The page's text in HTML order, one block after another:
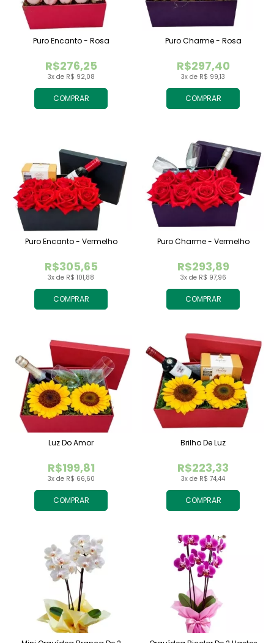
COMPRAR
3x de R$ 92,08
R$276,25
Puro Encanto - Rosa
COMPRAR
3x de R$ 99,13
R$297,40
Puro Charme - Rosa
COMPRAR
3x de R$ 101,88
R$305,65
Puro Encanto - Vermelho
COMPRAR
3x de R$ 97,96
R$293,89
Puro Charme - Vermelho
COMPRAR
3x de R$ 66,60
R$199,81
Luz Do Amor
COMPRAR
3x de R$ 74,44
R$223,33
Brilho De Luz